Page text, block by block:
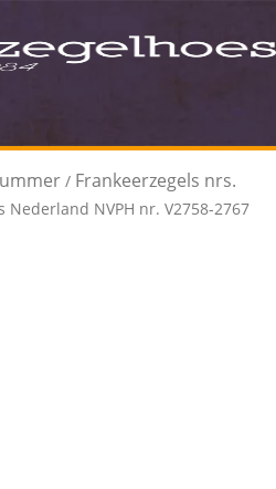
/ Frankeerzegels nrs.
Nederland NVPH nr. V2758-2767